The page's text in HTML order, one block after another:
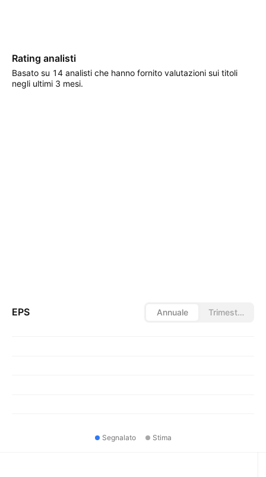
Rating analisti
Basato su 14 analisti che hanno fornito valutazioni sui titoli
negli ultimi 3 mesi.
EPS Annuale Trimestrale
Segnalato Stima